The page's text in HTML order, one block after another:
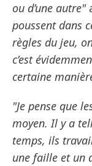
ou d’une autre"
poussent dans
règles du jeu,
c’est
certaine
"Je pense que
moyen. Il y a
temps, ils
une faille et un